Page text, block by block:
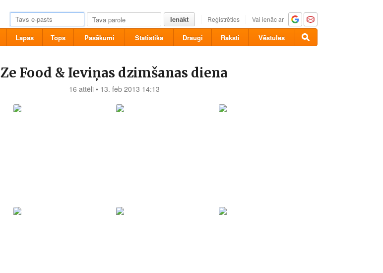
Ienākt Reģistrēties Vai ienāc ar
Lapas Tops Pasākumi Statistika Draugi Raksti Vēstules
Ze Food & Ieviņas dzimšanas diena
16 attēli • 13. feb 2013 14:13